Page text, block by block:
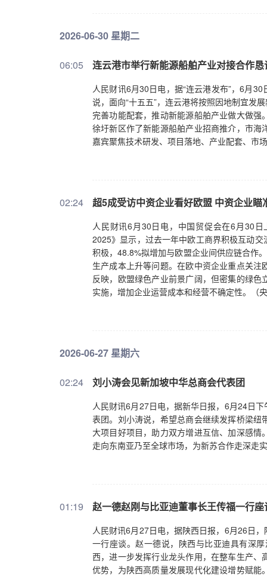
2026-06-30 星期二
06:05 连云港市举行新能源船舶产业对接合作恳
人民财讯6月30日电，据“连云港发布”，6月
说，面向“十五五”，连云港将按照因地制宜发
完善功能配套，推动新能源船舶产业做大做
徐圩新区作了新能源船舶产业招商推介，市
嘉宾聚焦技术研发、项目落地、产业配套、市
02:24 超5成受访中资企业看好欧盟 中资企业瞄
人民财讯6月30日电，中国贸促会在6月30
2025》显示，过去一年中欧工商界积极互动
积极，48.8%拟增加与欧盟企业间供应链合作
生产成本上升等问题。在欧中资企业重点关
反映，欧盟绿色产业前景广阔，但密集的绿
实施，增加企业运营成本和经营不确定性。（
2026-06-27 星期六
02:24 刘小涛会见新加坡中华总商会代表团
人民财讯6月27日电，据新华日报，6月24日
表团。刘小涛说，希望总商会继续发挥桥梁
大项目好项目，助力双方增进互信、加深感
走向东南亚乃至全球市场，为新苏合作走深走
01:19 赵一德赵刚与比亚迪董事长王传福一行座
人民财讯6月27日电，据陕西日报，6月26日
一行座谈。赵一德说，陕西与比亚迪具有深
西，进一步发挥行业龙头作用，在整车生产
优势，为陕西高质量发展现代化建设增势赋